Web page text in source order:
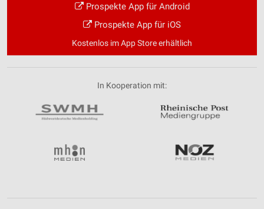
Prospekte App für Android
Prospekte App für iOS
Kostenlos im App Store erhältlich
In Kooperation mit: